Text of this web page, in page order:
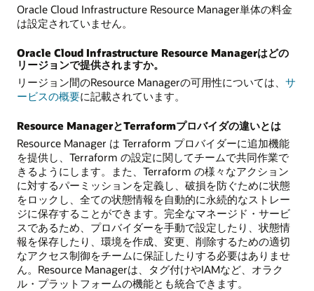
Oracle Cloud Infrastructure Resource Manager単体の料金
は設定されていません。
Oracle Cloud Infrastructure Resource Managerはどの
リージョンで提供されますか。
リージョン間のResource Managerの可用性については、 サ
ービスの概要に記載されています。
Resource ManagerとTerraformプロバイダの違いとは
Resource Manager は Terraform プロバイダーに追加機能
を提供し、Terraform の設定に関してチームで共同作業で
きるようにします。また、Terraform の様々なアクション
に対するパーミッションを定義し、破損を防ぐために状態
をロックし、全ての状態情報を自動的に永続的なストレー
ジに保存することができます。完全なマネージド・サービ
スであるため、プロバイダーを手動で設定したり、状態情
報を保存したり、環境を作成、変更、削除するための適切
なアクセス制御をチームに保証したりする必要はありませ
ん。Resource Managerは、タグ付けやIAMなど、オラク
ル・プラットフォームの機能とも統合できます。